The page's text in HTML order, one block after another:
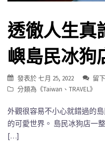
透徹人生真
嶼島民冰狗
發表於七月 25, 2022
留
分類為《Taiwan 、 TRAVEL》
外觀很容易不小心就錯過的
的可愛世界。 島民冰狗店一
[…]